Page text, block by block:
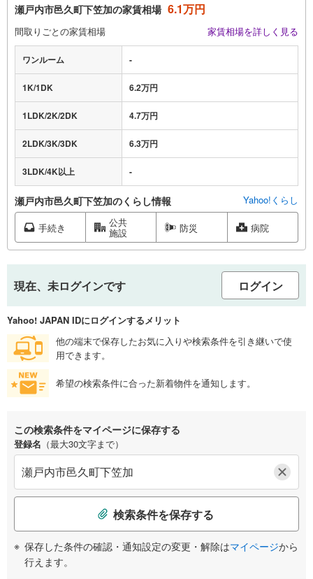
瀬戸内市邑久町下笠加の家賃相場 6.1万円
間取りごとの家賃相場 家賃相場を詳しく見る
ワンルーム -
1K/1DK 6.2万円
1LDK/2K/2DK 4.7万円
2LDK/3K/3DK 6.3万円
3LDK/4K以上 -
瀬戸内市邑久町下笠加のくらし情報 Yahoo!くらし
手続き 公共
施設 防災 病院
現在、未ログインです ログイン
Yahoo! JAPAN IDにログインするメリット
他の端末で保存したお気に入りや検索条件を引き継いで使
用できます。
希望の検索条件に合った新着物件を通知します。
この検索条件をマイページに保存する
登録名 （最大30文字まで）
検索条件を保存する
保存した条件の確認・通知設定の変更・解除はマイページから
行えます。